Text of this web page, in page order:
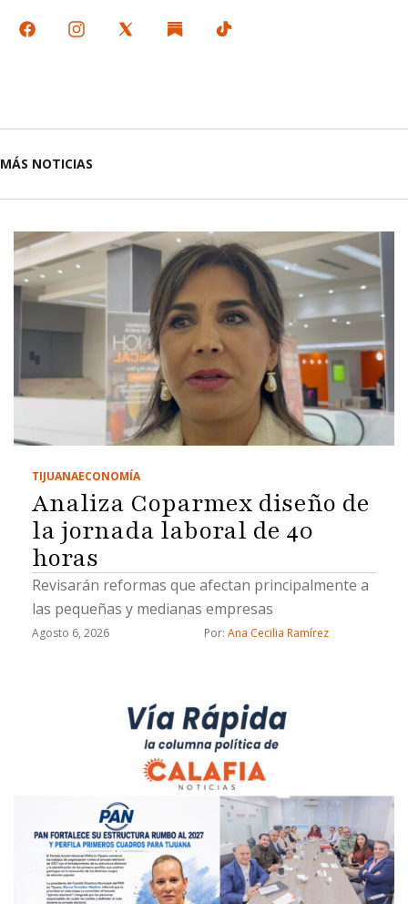
MÁS NOTICIAS
TIJUANAECONOMÍA
Analiza Coparmex diseño de
la jornada laboral de 40
horas
Revisarán reformas que afectan principalmente a
las pequeñas y medianas empresas
Agosto 6, 2026 Por: Ana Cecilia Ramírez